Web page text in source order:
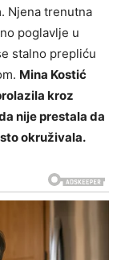
Njena trenutna
poglavlje u
stalno prepliću
Mina Kostić
kroz
nije prestala da
okruživala.